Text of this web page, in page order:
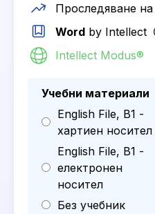
Проследяване
Word by Intellect
Intellect Modus®
Учебни материали
English File, B1 -
хартиен носител
English File, B1 -
електронен
носител
Без учебник